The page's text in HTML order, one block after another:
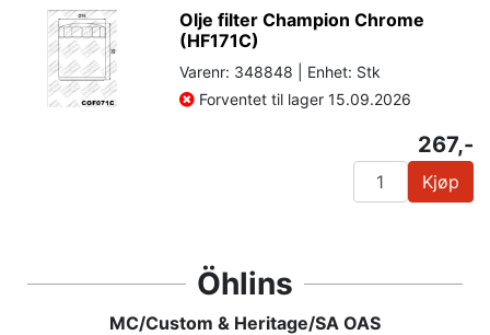
Olje filter Champion Chrome
(HF171C)
Varenr: 348848 | Enhet: Stk
Forventet til lager 15.09.2026
267,-
Kjøp
Öhlins
MC/Custom & Heritage/SA OAS